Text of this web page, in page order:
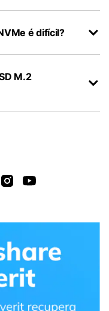
é difícil?
M.2